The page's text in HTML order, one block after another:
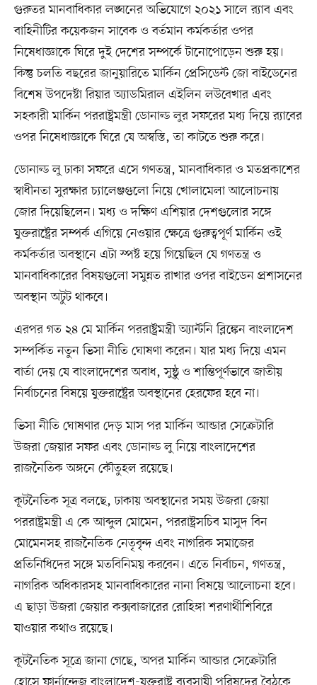
গুরুতর মানবাধিকার লঙ্ঘনের অভিযোগে ২০২১ সালে র‌্যাব এবং
বাহিনীটির কয়েকজন সাবেক ও বর্তমান কর্মকর্তার ওপর
নিষেধাজ্ঞাকে ঘিরে দুই দেশের সম্পর্কে টানোপোড়েন শুরু হয়।
কিন্তু চলতি বছরের জানুয়ারিতে মার্কিন প্রেসিডেন্ট জো বাইডেনের
বিশেষ উপদেষ্টা রিয়ার অ্যাডমিরাল এইলিন লউবেখার এবং
সহকারী মার্কিন পররাষ্ট্রমন্ত্রী ডোনাল্ড লুর সফরের মধ্য দিয়ে র‌্যাবের
ওপর নিষেধাজ্ঞাকে ঘিরে যে অস্বস্তি, তা কাটতে শুরু করে।
ডোনাল্ড লু ঢাকা সফরে এসে গণতন্ত্র, মানবাধিকার ও মতপ্রকাশের
স্বাধীনতা সুরক্ষার চ্যালেঞ্জগুলো নিয়ে খোলামেলা আলোচনায়
জোর দিয়েছিলেন। মধ্য ও দক্ষিণ এশিয়ার দেশগুলোর সঙ্গে
যুক্তরাষ্ট্রের সম্পর্ক এগিয়ে নেওয়ার ক্ষেত্রে গুরুত্বপূর্ণ মার্কিন ওই
কর্মকর্তার অবস্থানে এটা স্পষ্ট হয়ে গিয়েছিল যে গণতন্ত্র ও
মানবাধিকারের বিষয়গুলো সমুন্নত রাখার ওপর বাইডেন প্রশাসনের
অবস্থান অটুট থাকবে।
এরপর গত ২৪ মে মার্কিন পররাষ্ট্রমন্ত্রী অ্যান্টনি ব্লিঙ্কেন বাংলাদেশ
সম্পর্কিত নতুন ভিসা নীতি ঘোষণা করেন। যার মধ্য দিয়ে এমন
বার্তা দেয় যে বাংলাদেশের অবাধ, সুষ্ঠু ও শান্তিপূর্ণভাবে জাতীয়
নির্বাচনের বিষয়ে যুক্তরাষ্ট্রের অবস্থানের হেরফের হবে না।
ভিসা নীতি ঘোষণার দেড় মাস পর মার্কিন আন্ডার সেক্রেটারি
উজরা জেয়ার সফর এবং ডোনাল্ড লু নিয়ে বাংলাদেশের
রাজনৈতিক অঙ্গনে কৌতুহল রয়েছে।
কূটনৈতিক সূত্র বলছে, ঢাকায় অবস্থানের সময় উজরা জেয়া
পররাষ্ট্রমন্ত্রী এ কে আব্দুল মোমেন, পররাষ্ট্রসচিব মাসুদ বিন
মোমেনসহ রাজনৈতিক নেতৃবৃন্দ এবং নাগরিক সমাজের
প্রতিনিধিদের সঙ্গে মতবিনিময় করবেন। এতে নির্বাচন, গণতন্ত্র,
নাগরিক অধিকারসহ মানবাধিকারের নানা বিষয়ে আলোচনা হবে।
এ ছাড়া উজরা জেয়ার কক্সবাজারের রোহিঙ্গা শরণার্থীশিবিরে
যাওয়ার কথাও রয়েছে।
কূটনৈতিক সূত্রে জানা গেছে, অপর মার্কিন আন্ডার সেক্রেটারি